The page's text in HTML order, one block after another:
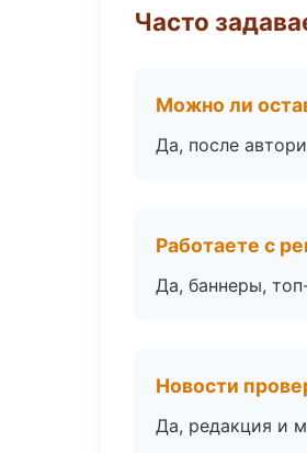
Часто
Можно ли
Да, после
Работаете с
Да, баннеры,
Новости
Да, редакция и